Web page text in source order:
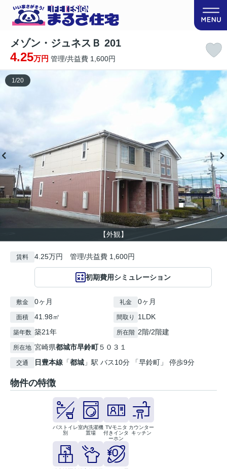
メゾン・ジュネスＢ 201
4.25万円 管理/共益費 1,600円
【外観】
1/20
賃料 4.25万円 管理/共益費 1,600円
初期費用シミュレーション
敷金 0ヶ月 礼金 0ヶ月
面積 41.98㎡ 間取り 1LDK
築年数 築21年 所在階 2階/2階建
所在地 宮崎県都城市早鈴町５０３１
交通 日豊本線 「都城 」駅 バス10分 「早鈴町」 停歩9分
物件の特徴
バストイレ
別
室内洗濯機
置場
TVモニタ
付きインタ
ーホン
カウンター
キッチン